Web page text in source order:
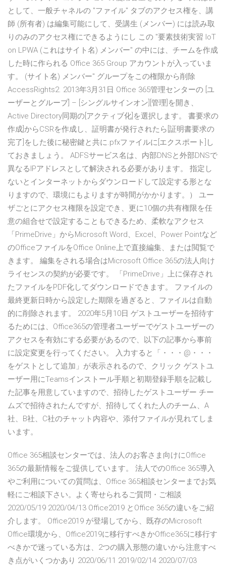
として、一般チャネルの "ファイル" タブのアクセス権を、講
師 (所有者) は編集可能にして、受講生 (メンバー) には読み取
りのみのアクセス権にできるようにし この "要素技術実習 IoT
on LPWA (これはサイト名) メンバー" の中には、チームを作成
した時に作られる Office 365 Group アカウントが入っていま
す。 (サイト名) メンバー" グループをこの権限から削除
AccessRights2. 2013年3月31日 Office 365管理センターの [ユ
ーザーとグループ] – [シングルサインオン][管理]を開き、
Active Directory同期の[アクティブ化]を選択します。 書要求の
作成]からCSRを作成し、証明書が発行されたら[証明書要求の
完了]をした後に秘密鍵と共に.pfxファイルに[エクスポート]し
ておきましょう。 ADFSサービス名は、内部DNSと外部DNSで
異なるIPアドレスとして解決される必要があります。 指定し
ないとインターネットからダウンロードして設定する形とな
りますので、環境にもよりますが時間がかかります。） ユー
ザごとにアクセス権限を設定でき、更に10個の共有権限を任
意の組合せで設定することもできるため、柔軟なアクセス
「PrimeDrive」からMicrosoft Word、Excel、Power Pointなど
のOfficeファイルをOffice Online上で直接編集、または閲覧で
きます。 編集をされる場合はMicrosoft Office 365の法人向け
ライセンスの契約が必要です。 「PrimeDrive」上に保存され
たファイルをPDF化してダウンロードできます。 ファイルの
最終更新日時から設定した期限を過ぎると、ファイルは自動
的に削除されます。 2020年5月10日 ゲストユーザーを招待す
るためには、Office365の管理者ユーザーでゲストユーザーの
アクセスを有効にする必要があるので、以下の記事から事前
に設定変更を行ってください。 入力すると「・・・@・・・
をゲストとして追加」が表示されるので、クリック ゲストユ
ーザー用にTeamsインストール手順と初期登録手順を記載し
た記事を用意していますので、招待したゲストユーザー チー
ムズで招待されたんですが、招待してくれた人のチーム、A
社、B社、C社のチャット内容や、添付ファイルが見れてしま
います。
Office 365相談センターでは、法人のお客さま向けにOffice
365の最新情報をご提供しています。 法人でのOffice 365導入
やご利用についての質問は、Office 365相談センターまでお気
軽にご相談下さい。よく寄せられるご質問・ご相談
2020/05/19 2020/04/13 Office2019 とOffice 365の違いをご紹
介します。 Office2019 が登場してから、既存のMicrosoft
Office環境から、Office2019に移行すべきかOffice365に移行す
べきかで迷っている方は、2つの購入形態の違いから注意すべ
き点がいくつかあり 2020/06/11 2019/02/14 2020/07/03